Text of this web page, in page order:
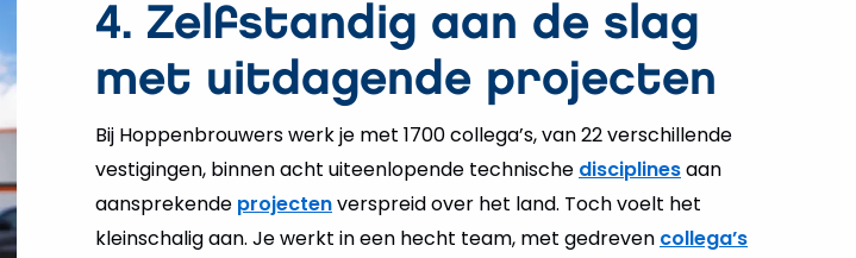
4. Zelfstandig aan de slag
met uitdagende projecten
Bij Hoppenbrouwers werk je met 1700 collega’s, van 22 verschillende
vestigingen, binnen acht uiteenlopende technische disciplinesaan
aansprekende projectenverspreid over het land. Toch voelt het
kleinschalig aan. Je werkt in een hecht team, met gedreven collega’s